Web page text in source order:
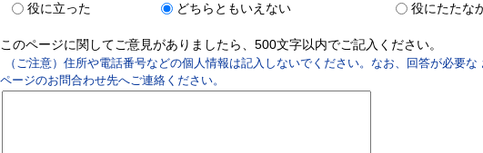
役に立った
どちらともいえない 役にたたな
このページに関してご意見がありましたら、500文字以内でご記入ください。
（ご注意）住所や電話番号などの個人情報は記入しないでください。なお、回答が必要
ページのお問合わせ先へご連絡ください。